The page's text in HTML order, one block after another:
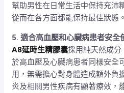
幫助男性在日常生活中保持充沛
從而在各方面都能保持最佳狀態。
5. 適合高血壓和心臟病患者安全
A8延時生精膠囊採用純天然成
於高血壓及心臟病患者同樣安全
用，無需擔心對身體造成額外負
炎及相關男性疾病有顯著療效，